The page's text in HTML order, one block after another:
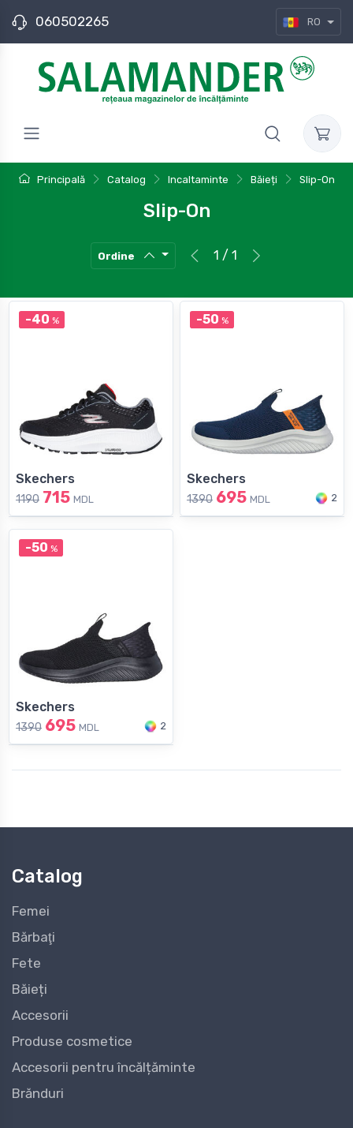
060502265 RO
Principală Catalog Incaltaminte Băieți Slip-On
Slip-On
Ordine 1 / 1
-40 %
Skechers
1190 715 MDL
-50 %
Skechers
1390 695 MDL 2
-50 %
Skechers
1390 695 MDL 2
Catalog
Femei
Bărbaţi
Fete
Băieți
Accesorii
Produse cosmetice
Accesorii pentru încălțăminte
Brănduri